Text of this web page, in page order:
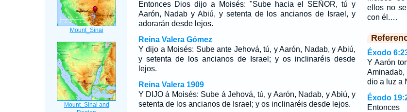
Entonces Dios dijo a Moisés: "Sube hacia el SEÑOR, tú y
Aarón, Nadab y Abiú, y setenta de los ancianos de Israel, y
adorarán desde lejos.
Reina Valera Gómez
Y dijo a Moisés: Sube ante Jehová, tú, y Aarón, Nadab, y Abiú,
y setenta de los ancianos de Israel; y os inclinaréis desde
lejos.
Reina Valera 1909
Y DIJO á Moisés: Sube á Jehová, tú, y Aarón, Nadab, y Abiú, y
setenta de los ancianos de Israel; y os inclinaréis desde lejos.
ellos no
con él.…
Éxodo
Y Aarón
dio a luz a
Éxodo